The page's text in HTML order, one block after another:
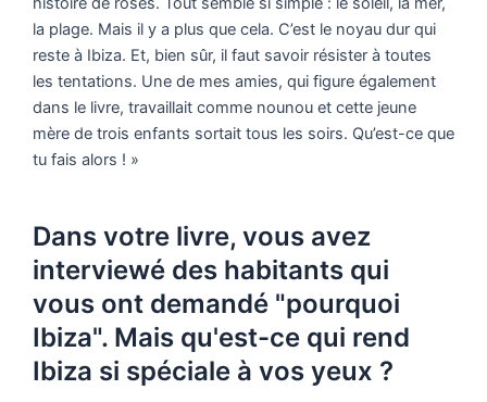
la plage. Mais il y a plus que cela. C’est le noyau dur qui
reste à Ibiza. Et, bien sûr, il faut savoir résister à toutes
les tentations. Une de mes amies, qui figure également
dans le livre, travaillait comme nounou et cette jeune
mère de trois enfants sortait tous les soirs. Qu’est-ce que
tu fais alors ! »
Dans votre livre, vous avez
interviewé des habitants qui
vous ont demandé "pourquoi
Ibiza". Mais qu'est-ce qui rend
Ibiza si spéciale à vos yeux ?